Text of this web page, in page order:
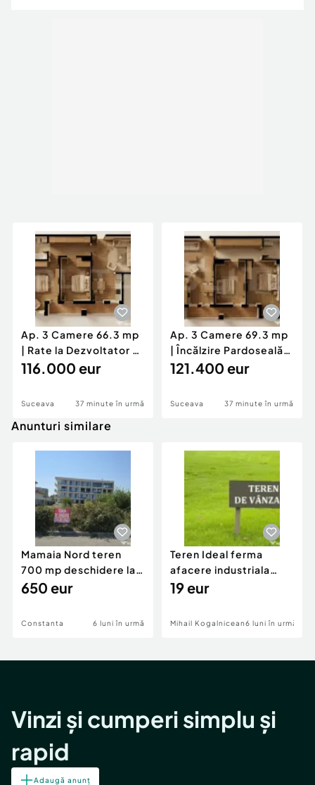
Ap. 3 Camere 66.3 mp
| Rate la Dezvoltator 5
Ani | Burdujeni
116.000 eur
Suceava 37 minute în urmă
Ap. 3 Camere 69.3 mp
| Încălzire Pardoseală,
Lift | Burdu
121.400 eur
Suceava 37 minute în urmă
Anunturi similare
Mamaia Nord teren
700 mp deschidere la
D24 si D25
650 eur
Constanta 6 luni în urmă
Teren Ideal ferma
afacere industriala
deschidere 71 ml la
19 eur
Mihail Kogalniceanu6 luni în urmă
Vinzi și cumperi simplu și
rapid
Adaugă anunț